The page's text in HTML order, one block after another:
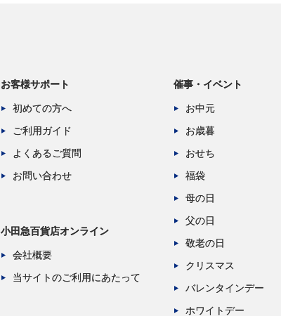
お客様サポート
初めての方へ
ご利用ガイド
よくあるご質問
お問い合わせ
小田急百貨店オンライン
会社概要
当サイトのご利用にあたって
催事・イベント
お中元
お歳暮
おせち
福袋
母の日
父の日
敬老の日
クリスマス
バレンタインデー
ホワイトデー